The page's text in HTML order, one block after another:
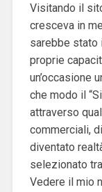
Visitando il
cresceva in
sarebbe stato
proprie
un’occasione
che modo il
attraverso
commerciali,
diventato
selezionato
Vedere il mio